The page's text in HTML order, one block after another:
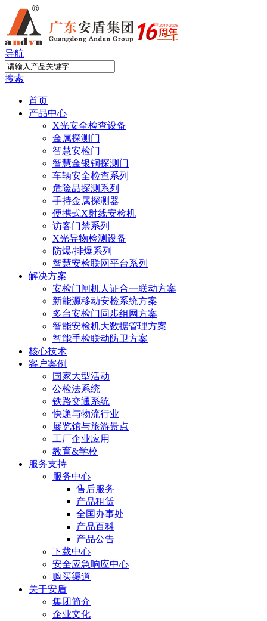
导航
搜索
首页
产品中心
X光安全检查设备
金属探测门
智慧安检门
智慧金银铜探测门
车辆安全检查系列
危险品探测系列
手持金属探测器
便携式X射线安检机
访客门禁系列
X光异物检测设备
防爆/排爆系列
智慧安检联网平台系列
解决方案
安检门闸机人证合一联动方案
新能源移动安检系统方案
多台安检门同步组网方案
智能安检机大数据管理方案
智能手检联动防卫方案
核心技术
客户案例
国家大型活动
公检法系统
铁路交通系统
快递与物流行业
展览馆与旅游景点
工厂企业应用
教育&学校
服务支持
服务中心
售后服务
产品租赁
全国办事处
产品百科
产品公告
下载中心
安全应急响应中心
购买渠道
关于安盾
集团简介
企业文化